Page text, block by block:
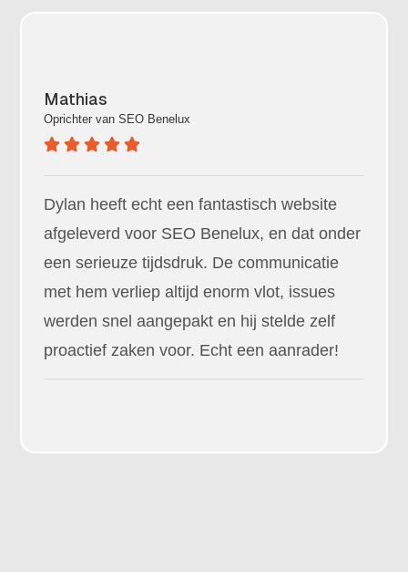
Mathias
Oprichter vanSEO Benelux
Dylan heeft echt een fantastisch website
afgeleverd voor SEO Benelux, en dat onder
een serieuze tijdsdruk. De communicatie
met hem verliep altijd enorm vlot, issues
werden snel aangepakt en hij stelde zelf
proactief zaken voor. Echt een aanrader!